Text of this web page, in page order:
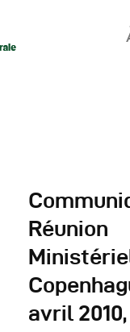
Réunion
avril 2010,